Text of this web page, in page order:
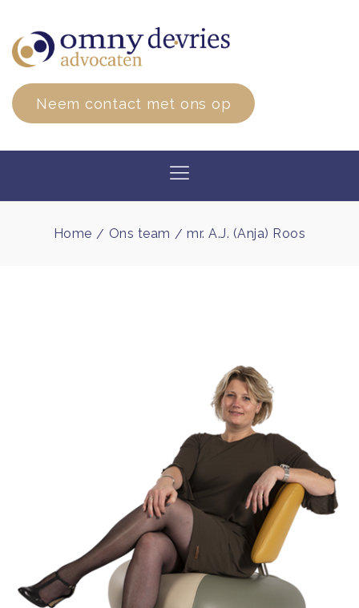
Neem contact met ons op
Home Ons team mr. A.J. (Anja) Roos